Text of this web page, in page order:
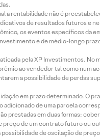
a rentabilidade não é
de resultados futuros e
os eventos específicos da
é de médio-longo
pela XP Investimentos. No
ao vendedor tal como num
a possibilidade de perdas
em prazo determinado. O
de uma parcela
prestadas em duas formas:
preço de um contrato futuro ou
de oscilação de